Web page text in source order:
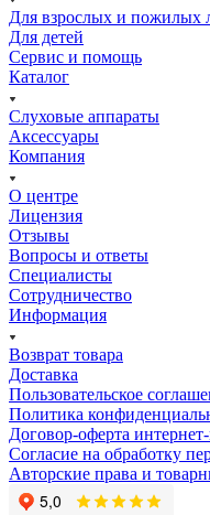
Для взрослых и пожилых
Для детей
Сервис и помощь
Каталог
Слуховые аппараты
Аксессуары
Компания
О центре
Лицензия
Отзывы
Вопросы и ответы
Специалисты
Сотрудничество
Информация
Возврат товара
Доставка
Пользовательское
Политика
Договор-оферта
Согласие на обработку
Авторские права и